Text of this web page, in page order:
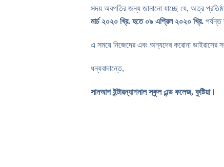
সদয় অবগতির জন্য জানানো যাচ্ছে যে, অত্র
মার্চ ২০২০ খ্রি. হতে ০৯ এপ্রিল ২০২০ খ্রি.পর্যন্ত
এ সময়ে নিজেদের এবং অন্যদের করোনা ভাইরাসের
ধন্যবাদান্তে,
সানআপ ইন্টারন্যাশনাল স্কুল এন্ড কলেজ, কুষ্টিয়া।